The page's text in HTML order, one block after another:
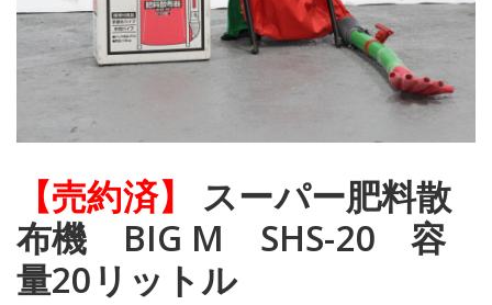
【売約済】
スーパー肥料散
布機 BIG M SHS-20 容
量20リットル